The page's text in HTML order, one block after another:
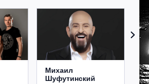
Михаил
Шуфутинский